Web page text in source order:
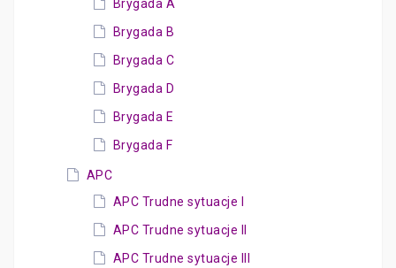
Brygada A
Brygada B
Brygada C
Brygada D
Brygada E
Brygada F
APC
APC Trudne sytuacje I
APC Trudne sytuacje II
APC Trudne sytuacje III